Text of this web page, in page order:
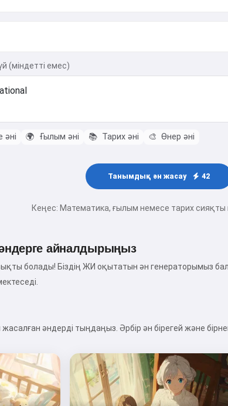
(міндетті емес)
әні 🌍 Ғылым әні 📚 Тарих әні 🎨 Өнер әні
Танымдық ән жасау 42
Кеңес: Математика, ғылым немесе тарих сияқты
айналдырыңыз
болады! Біздің ЖИ оқытатын ән генераторымыз
әндерді тыңдаңыз. Әрбір ән бірегей және
сіздің балаларыңызға
ұйқы алдындағы
айтамын 🌟
Ертегіні оқу
пайдалануды бастау арқылы сіз мынаны
Қызмет көрсету шарттары ,Құпиялылық
саясаты,Қайтару саясаты